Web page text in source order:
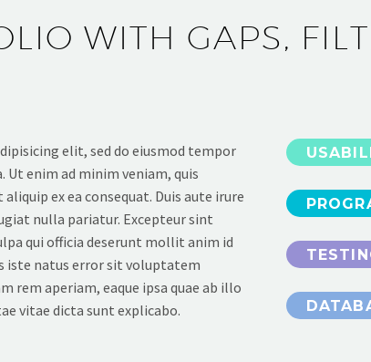
WITH GAPS,
elit, sed do eiusmod tempor
enim ad minim veniam, quis
ex ea consequat. Duis aute irure
nulla pariatur. Excepteur sint
qui officia deserunt mollit anim id
iste natus error sit voluptatem
rem aperiam, eaque ipsa quae ab illo
vitae dicta sunt explicabo.